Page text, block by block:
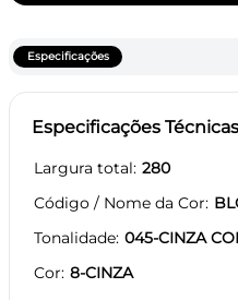
Especificações
Especificações Técnicas
Largura total 280
Código / Nome da Cor
Tonalidade 045-CINZA
Cor 8-CINZA